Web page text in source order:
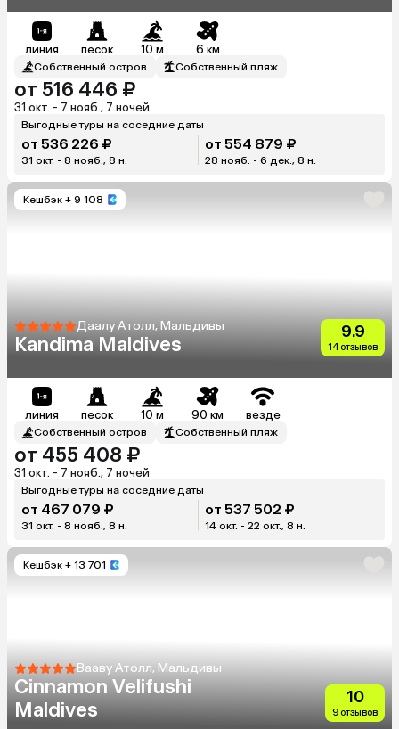
линия песок 10 м 6 км
Собственный остров Собственный пляж
от 516 446 ₽
31 окт. - 7 нояб., 7 ночей
Выгодные туры на соседние даты
от 536 226 ₽
31 окт. - 8 нояб., 8 н.
от 554 879 ₽
28 нояб. - 6 дек., 8 н.
Кешбэк + 9 108
Даалу Атолл, Мальдивы
Kandima Maldives
9.9
14 отзывов
линия песок 10 м 90 км везде
Собственный остров Собственный пляж
от 455 408 ₽
31 окт. - 7 нояб., 7 ночей
Выгодные туры на соседние даты
от 467 079 ₽
31 окт. - 8 нояб., 8 н.
от 537 502 ₽
14 окт. - 22 окт., 8 н.
Кешбэк + 13 701
Вааву Атолл, Мальдивы
Cinnamon Velifushi
Maldives
10
9 отзывов